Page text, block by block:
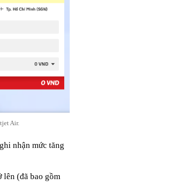
Air.
nhận mức tăng
lên (đã bao gồm